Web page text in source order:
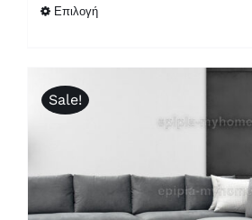
Επιλογή
Sale!